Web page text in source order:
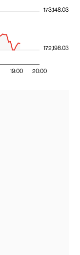
19:00 20:00
172,198.03
173,148.03